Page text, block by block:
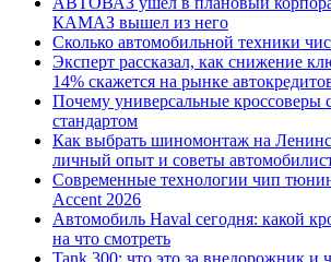
КАМАЗ вышел из него
Сколько автомобильной техники
Эксперт рассказал, как снижение
14% скажется на рынке
Почему универсальные кроссоверы
стандартом
Как выбрать шиномонтаж на
личный опыт и советы
Современные технологии чип
Accent 2026
Автомобиль Haval сегодня: какой
на что смотреть